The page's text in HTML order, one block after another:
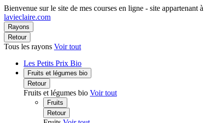
Bienvenue sur le site de mes courses en ligne - site appartenant à
lavieclaire.com
Rayons
Retour
Tous les rayons Voir tout
Les Petits Prix Bio
Fruits et légumes bio
Retour
Fruits et légumes bio Voir tout
Fruits
Retour